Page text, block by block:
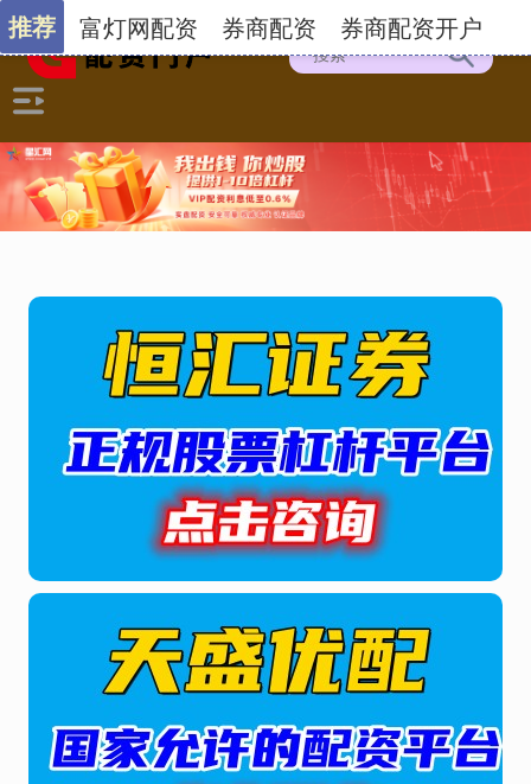
推荐 富灯网配资 券商配资 券商配资开户